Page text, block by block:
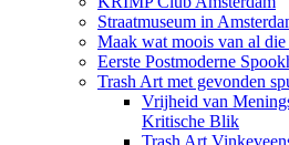
Straatmuseum in
Maak wat moois van al
Eerste Postmoderne
Trash Art met gevonden
Vrijheid van
Kritische Blik
Trash Art